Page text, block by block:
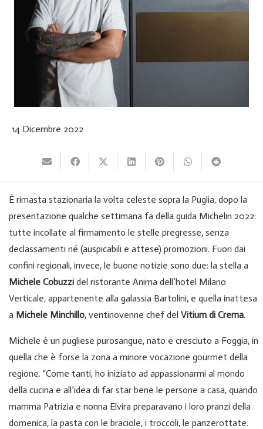
14 Dicembre 2022
È rimasta stazionaria la volta celeste sopra la Puglia, dopo la
presentazione qualche settimana fa della guida Michelin 2022:
tutte incollate al firmamento le stelle pregresse, senza
declassamenti né (auspicabili e attese) promozioni. Fuori dai
confini regionali, invece, le buone notizie sono due: la stella a
Michele Cobuzzi del ristorante Anima dell’hotel Milano
Verticale, appartenente alla galassia Bartolini, e quella inattesa
a Michele Minchillo, ventinovenne chef del Vitium di Crema.
Michele è un pugliese purosangue, nato e cresciuto a Foggia, in
quella che è forse la zona a minore vocazione gourmet della
regione. “Come tanti, ho iniziato ad appassionarmi al mondo
della cucina e all’idea di far star bene le persone a casa, quando
mamma Patrizia e nonna Elvira preparavano i loro pranzi della
domenica, la pasta con le braciole, i troccoli, le panzerottate.